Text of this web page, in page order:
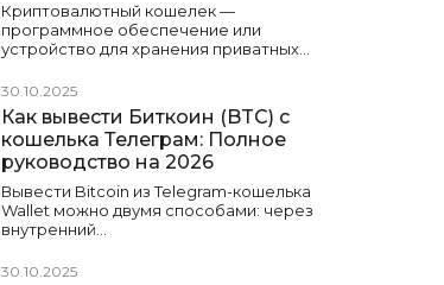
Криптовалютный кошелек —
программное обеспечение или
устройство для хранения приватных…
30.10.2025
Как вывести Биткоин (BTC) с
кошелька Телеграм: Полное
руководство на 2026
Вывести Bitcoin из Telegram-кошелька
Wallet можно двумя способами: через
внутренний…
30.10.2025